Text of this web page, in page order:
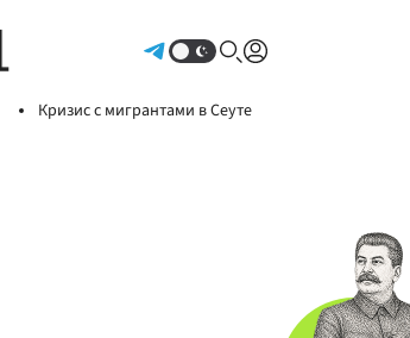
Кризис с мигрантами в Сеуте